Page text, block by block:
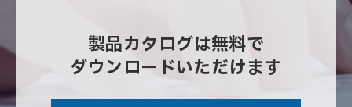
製品カタログは無料で
ダウンロードいただけます